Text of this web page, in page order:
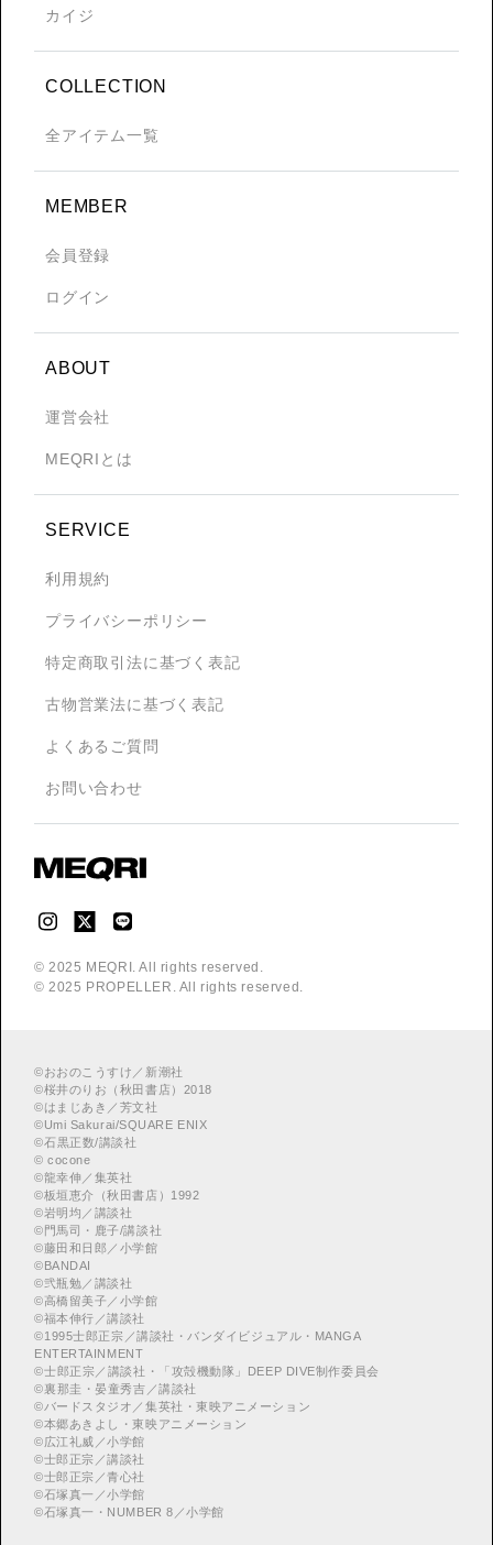
© 2025 MEQRI. All rights reserved.
© 2025 PROPELLER. All rights reserved.
カイジ
COLLECTION
全アイテム一覧
MEMBER
会員登録
ログイン
ABOUT
運営会社
MEQRIとは
SERVICE
利用規約
プライバシーポリシー
特定商取引法に基づく表記
古物営業法に基づく表記
よくあるご質問
お問い合わせ
©おおのこうすけ／新潮社
©桜井のりお（秋田書店）2018
©はまじあき／芳文社
©Umi Sakurai/SQUARE ENIX
©︎石黒正数/講談社
© cocone
©龍幸伸／集英社
©板垣恵介（秋田書店）1992
©岩明均／講談社
©門馬司・鹿子/講談社
©藤田和日郎／小学館
©BANDAI
©弐瓶勉／講談社
©高橋留美子／小学館
©福本伸行／講談社
©︎1995士郎正宗／講談社・バンダイビジュアル・MANGA
ENTERTAINMENT
©︎士郎正宗／講談社・「攻殻機動隊」DEEP DIVE制作委員会
©︎裏那圭・晏童秀吉／講談社
©バードスタジオ／集英社・東映アニメーション
©本郷あきよし・東映アニメーション
©広江礼威／小学館
©士郎正宗／講談社
©士郎正宗／青心社
©石塚真一／小学館
©石塚真一・NUMBER 8／小学館